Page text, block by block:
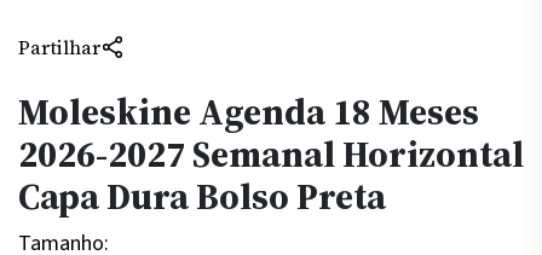
Partilhar
Moleskine Agenda 18 Meses
2026-2027 Semanal Horizontal
Capa Dura Bolso Preta
Tamanho: